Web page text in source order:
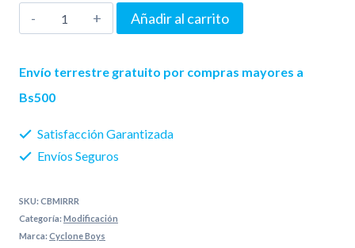
Metallic
Magnetic
Red
Añadir al carrito
Envío terrestre gratuito por compras mayores a
Bs500
Satisfacción Garantizada
Envíos Seguros
SKU:CBMIRRR
Categoría:Modificación
Marca:Cyclone Boys